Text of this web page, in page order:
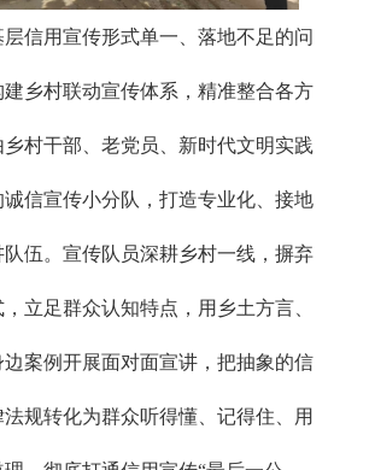
层信用宣传形式单一、落地不足的问
乡村联动宣传体系，精准整合各方
村干部、老党员、新时代文明实践
信宣传小分队，打造专业化、接地
伍。宣传队员深耕乡村一线，摒弃
立足群众认知特点，用乡土方言、
案例开展面对面宣讲，把抽象的信
规转化为群众听得懂、记得住、用